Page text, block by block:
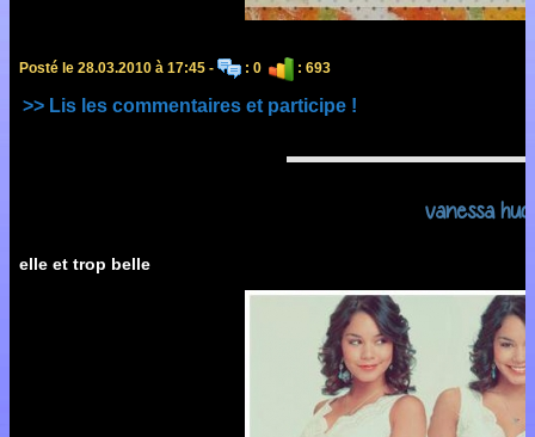
Posté le 28.03.2010 à 17:45 - : 0 : 693
>> Lis les commentaires et participe !
vanessa
elle et trop belle